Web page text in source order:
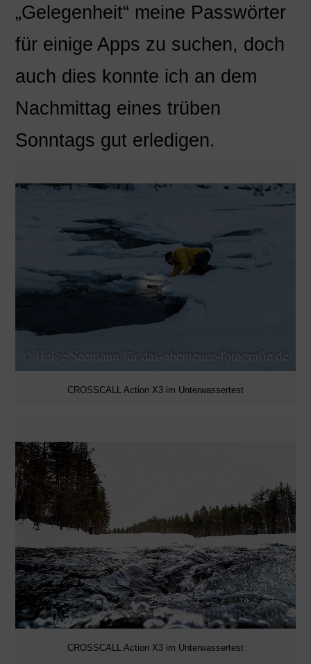
„Gelegenheit“ meine Passwörter
für einige Apps zu suchen, doch
auch dies konnte ich an dem
Nachmittag eines trüben
Sonntags gut erledigen.
CROSSCALL Action X3 im Unterwassertest
CROSSCALL Action X3 im Unterwassertest